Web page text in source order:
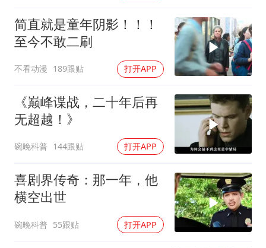
乐享全民健身 共筑健康中国
简直就是童年阴影！！！
至今不敢二刷
不看动漫 189跟贴 打开APP
《巅峰谍战，二十年后再
无超越！》
碗晚科普 144跟贴 打开APP
喜剧界传奇：那一年，他
横空出世
碗晚科普 55跟贴 打开APP